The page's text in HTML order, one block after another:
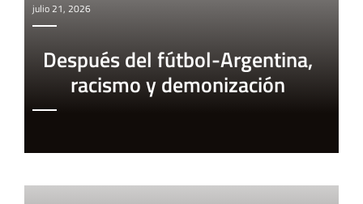
julio 21, 2026
Después del fútbol-Argentina,
racismo y demonización